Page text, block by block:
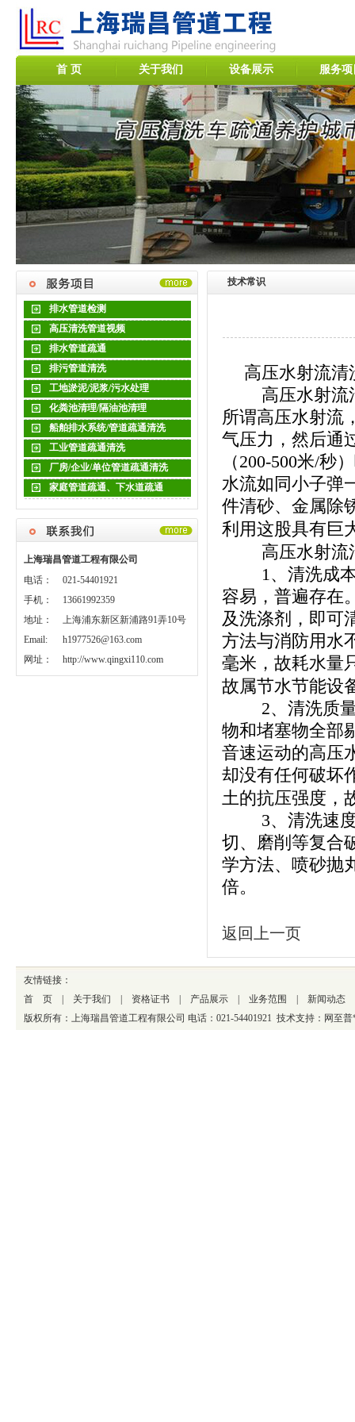
首 页 关于我们 设备展示 服务项
排水管道检测
高压清洗管道视频
排水管道疏通
排污管道清洗
工地淤泥/泥浆/污水处理
化粪池清理/隔油池清理
船舶排水系统/管道疏通清洗
工业管道疏通清洗
厂房/企业/单位管道疏通清洗
家庭管道疏通、下水道疏通
上海瑞昌管道工程有限公司
电话：
021-54401921
手机：
13661992359
地址：
上海浦东新区新浦路91弄10号
Email:
h1977526@163.com
网址：
http://www.qingxi110.com
技术常识
高压水射流
高压水射流清
所谓高压水射流
气压力，然后通
（200-500米/秒
水流如同小子弹
件清砂、金属除
利用这股具有巨
高压水射流
1、清洗成
容易，普遍存在
及洗涤剂，即可
方法与消防用水
毫米，故耗水量
故属节水节能设
2、清洗质
物和堵塞物全部
音速运动的高压
却没有任何破坏
土的抗压强度，
3、清洗速
切、磨削等复合
学方法、喷砂抛
倍。
返回上一页
友情链接：
首 页| 关于我们 资格证书| 产品展示| 业务范围 新闻动态
版权所有：上海瑞昌管道工程有限公司 电话：021-54401921 技术支持： 网至普